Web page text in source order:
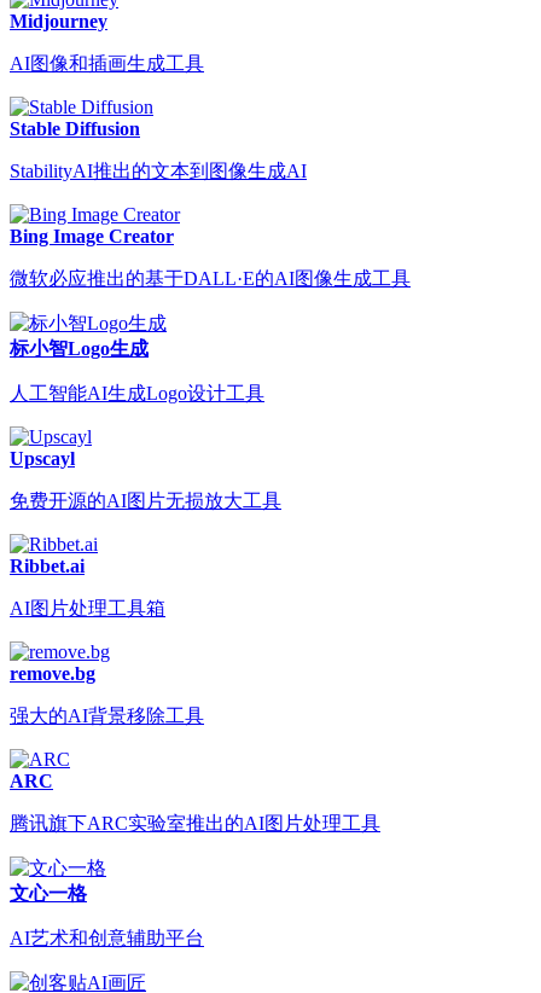
Midjourney
AI图像和插画生成工具
Stable Diffusion
StabilityAI推出的文本到图像生成AI
Bing Image Creator
微软必应推出的基于DALL·E的AI图像生成工具
标小智Logo生成
人工智能AI生成Logo设计工具
Upscayl
免费开源的AI图片无损放大工具
Ribbet.ai
AI图片处理工具箱
remove.bg
强大的AI背景移除工具
ARC
腾讯旗下ARC实验室推出的AI图片处理工具
文心一格
AI艺术和创意辅助平台